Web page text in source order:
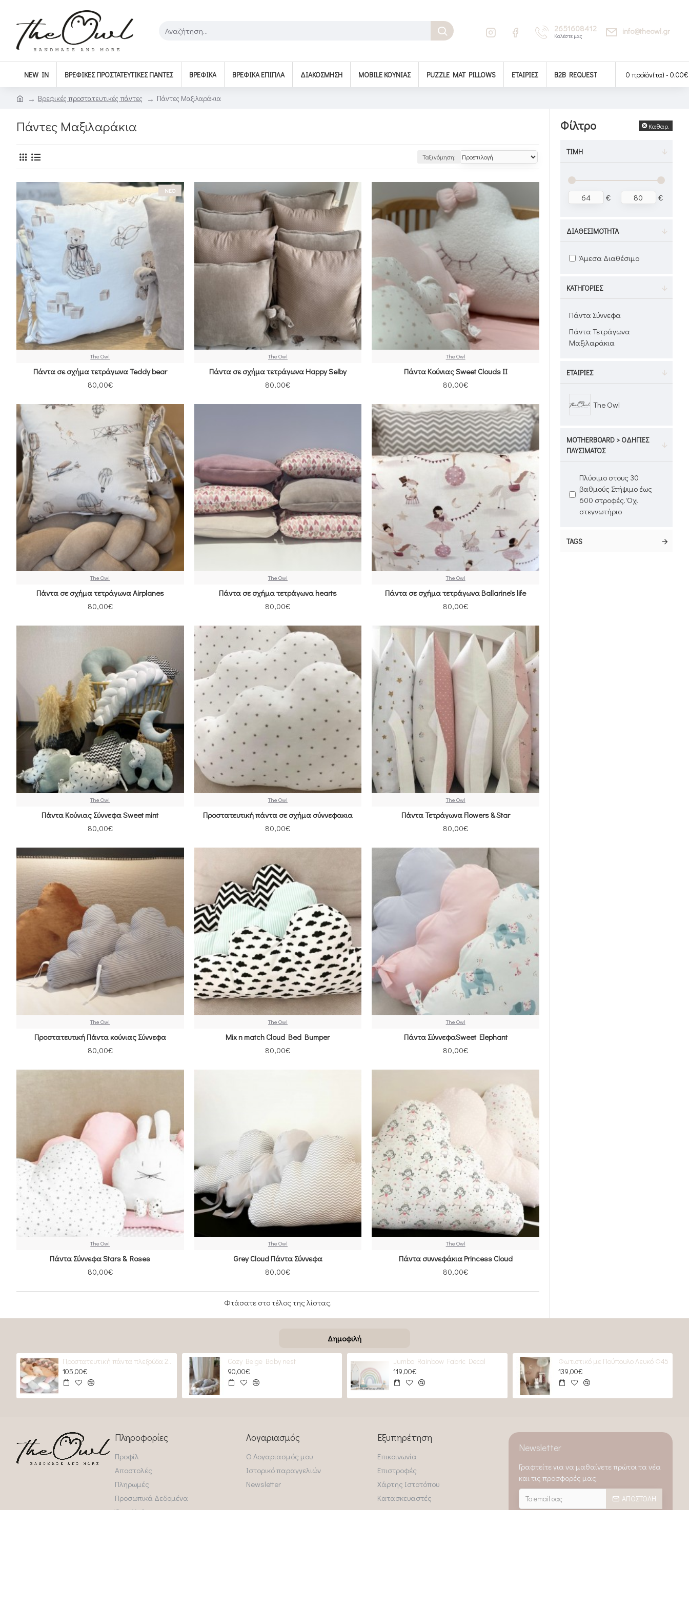
2651608412
Καλέστε μας
info@theowl.gr
NEW IN ΒΡΕΦΙΚΈΣ ΠΡΟΣΤΑΤΕΥΤΙΚΈΣ ΠΆΝΤΕΣ ΒΡΕΦΙΚΆ BΡΕΦΙΚΆ ΈΠΙΠΛΑ ΔΙΑΚΌΣΜΗΣΗ MOBILE ΚΟΎΝΙΑΣ PUZZLE MAT PILLOWS ΕΤΑΙΡΊΕΣ B2B REQUEST 0 προϊόν(τα) - 0,00€
Βρεφικές προστατευτικές πάντες Πάντες Μαξιλαράκια
Πάντες Μαξιλαράκια
Ταξινόμηση:
ΝΕΟ
The Owl
Πάντα σε σχήμα τετράγωνα Teddy bear
80,00€
The Owl
Πάντα σε σχήμα τετράγωνα Happy Selby
80,00€
The Owl
Πάντα Κούνιας Sweet Clouds ΙΙ
80,00€
The Owl
Πάντα σε σχήμα τετράγωνα Airplanes
80,00€
The Owl
Πάντα σε σχήμα τετράγωνα hearts
80,00€
The Owl
Πάντα σε σχήμα τετράγωνα Ballarine's life
80,00€
The Owl
Πάντα Κούνιας Σύννεφα Sweet mint
80,00€
The Owl
Προστατευτική πάντα σε σχήμα σύννεφακια
80,00€
The Owl
Πάντα Τετράγωνα Flowers & Star
80,00€
The Owl
Προστατευτική Πάντα κούνιας Σύννεφα
80,00€
The Owl
Mix n match Cloud Bed Bumper
80,00€
The Owl
Πάντα ΣύννεφαSweet Elephant
80,00€
The Owl
Πάντα Σύννεφα Stars & Roses
80,00€
The Owl
Grey Cloud Πάντα Σύννεφα
80,00€
The Owl
Πάντα συννεφάκια Princess Cloud
80,00€
Φτάσατε στο τέλος της λίστας.
Φίλτρο Καθαρ.
ΤΙΜΉ
€ €
ΚΑΤΗΓΟΡΊΕΣ
Πάντα Σύννεφα
Πάντα Τετράγωνα
Μαξιλαράκια
ΕΤΑΙΡΊΕΣ
The Owl
MOTHERBOARD > ΟΔΗΓΊΕΣ
ΠΛΥΣΊΜΑΤΟΣ
Πλύσιμο στους 30
βαθμούς Στήψιμο έως
600 στροφές. Όχι
στεγνωτήριο
TAGS
ΔΙΑΘΕΣΙΜΌΤΗΤΑ
Άμεσα Διαθέσιμο
Δημοφιλή
Προστατευτική πάντα πλεξούδα 2 GREYS & 2 Roses
105,00€
Cozy Beige Baby nest
90,00€
Jumbo Rainbow Fabric Decal
119,00€
Φωτιστικό με Πούπουλο Λευκό Φ45
139,00€
Πληροφορίες
Προφίλ
Αποστολές
Πληρωμές
Προσωπικά Δεδομένα
Όροι Χρήσης
Λογαριασμός
Ο Λογαριασμός μου
Ιστορικό παραγγελιών
Newsletter
Εξυπηρέτηση
Επικοινωνία
Επιστροφές
Χάρτης Ιστοτόπου
Κατασκευαστές
Newsletter
Γραφτείτε για να μαθαίνετε πρώτοι τα νέα
και τις προσφορές μας.
ΑΠΟΣΤΟΛΉ